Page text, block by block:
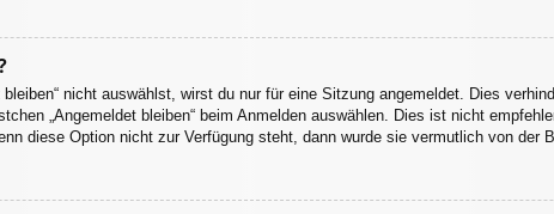
nicht auswählst, wirst du nur für eine Sitzung angemeldet. Dies
„Angemeldet bleiben“ beim Anmelden auswählen. Dies ist nicht
diese Option nicht zur Verfügung steht, dann wurde sie vermutlich von der